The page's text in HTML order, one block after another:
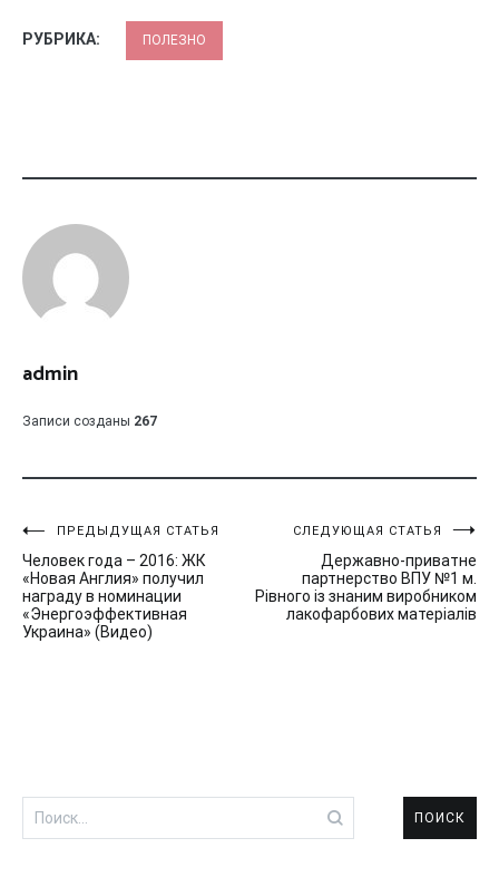
РУБРИКА: ПОЛЕЗНО
admin
Записи созданы 267
Навигация
по
записям
ПРЕДЫДУЩАЯ СТАТЬЯ
Человек года – 2016: ЖК
«Новая Англия» получил
награду в номинации
«Энергоэффективная
Украина» (Видео)
СЛЕДУЮЩАЯ СТАТЬЯ
Державно-приватне
партнерство ВПУ №1 м.
Рівного із знаним виробником
лакофарбових матеріалів
Найти: